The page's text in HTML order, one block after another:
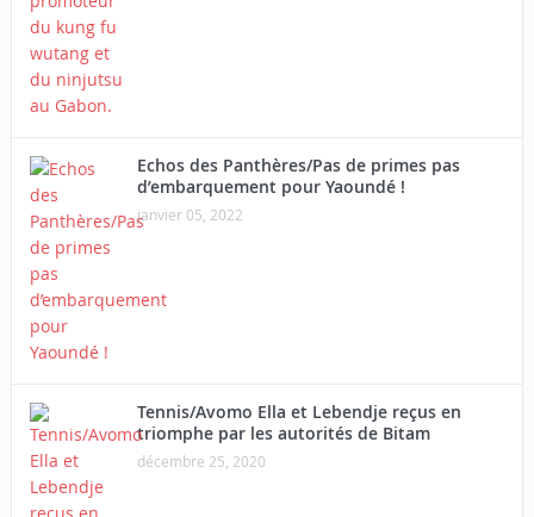
Echos des Panthères/Pas de primes pas
d’embarquement pour Yaoundé !
janvier 05, 2022
Tennis/Avomo Ella et Lebendje reçus en
triomphe par les autorités de Bitam
décembre 25, 2020